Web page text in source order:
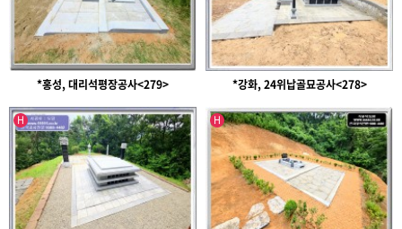
*홍성, 대리석평장공사<279> *강화, 24위납골묘공사<278>
H
인기글
H
인기글